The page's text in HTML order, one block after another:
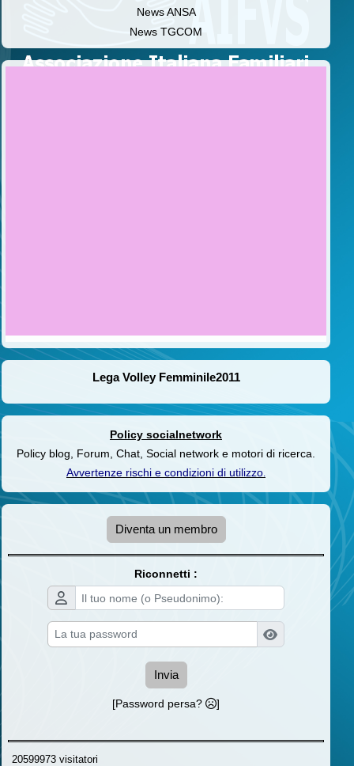
News ANSA
News TGCOM
Lega Volley Femminile2011
Policy socialnetwork
Policy blog, Forum, Chat, Social network e motori di ricerca.
Avvertenze rischi e condizioni di utilizzo.
Diventa un membro
Riconnetti :
Invia
[Password persa? ]
20599973 visitatori